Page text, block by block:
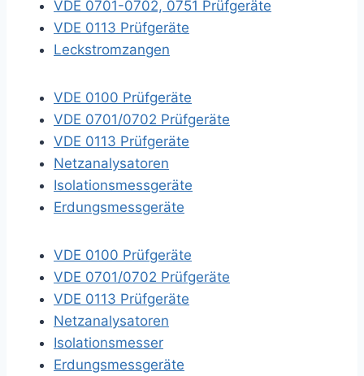
VDE 0701-0702, 0751 Prüfgeräte
VDE 0113 Prüfgeräte
Leckstromzangen
VDE 0100 Prüfgeräte
VDE 0701/0702 Prüfgeräte
VDE 0113 Prüfgeräte
Netzanalysatoren
Isolationsmessgeräte
Erdungsmessgeräte
VDE 0100 Prüfgeräte
VDE 0701/0702 Prüfgeräte
VDE 0113 Prüfgeräte
Netzanalysatoren
Isolationsmesser
Erdungsmessgeräte